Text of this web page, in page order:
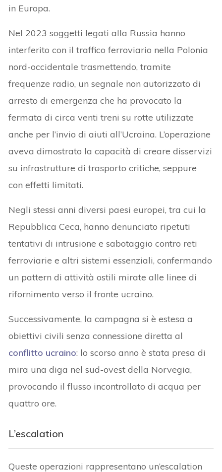
in Europa.
Nel 2023 soggetti legati alla Russia hanno
interferito con il traffico ferroviario nella Polonia
nord-occidentale trasmettendo, tramite
frequenze radio, un segnale non autorizzato di
arresto di emergenza che ha provocato la
fermata di circa venti treni su rotte utilizzate
anche per l’invio di aiuti all’Ucraina. L’operazione
aveva dimostrato la capacità di creare disservizi
su infrastrutture di trasporto critiche, seppure
con effetti limitati.
Negli stessi anni diversi paesi europei, tra cui la
Repubblica Ceca, hanno denunciato ripetuti
tentativi di intrusione e sabotaggio contro reti
ferroviarie e altri sistemi essenziali, confermando
un pattern di attività ostili mirate alle linee di
rifornimento verso il fronte ucraino.
Successivamente, la campagna si è estesa a
obiettivi civili senza connessione diretta al
conflitto ucraino: lo scorso anno è stata presa di
mira una diga nel sud-ovest della Norvegia,
provocando il flusso incontrollato di acqua per
quattro ore.
L’escalation
Queste operazioni rappresentano un’escalation